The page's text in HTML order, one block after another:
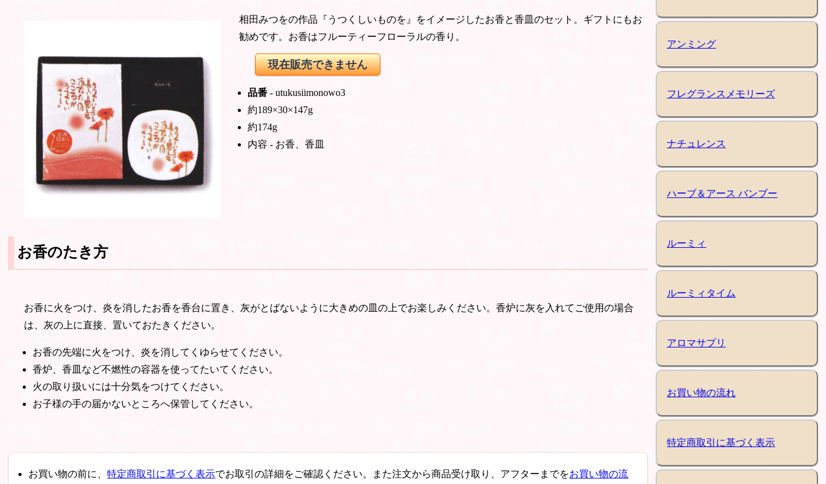
相田みつをの作品『うつくしいものを』をイメージしたお香と香皿のセット。ギフトにもお
勧めです。お香はフルーティーフローラルの香り。
現在販売できません
品番 - utukusiimonowo3
約189×30×147g
約174g
内容 - お香、香皿
お香のたき方
お香に火をつけ、炎を消したお香を香台に置き、灰がとばないように大きめの皿の上でお楽しみください。香炉に灰を入れてご使用の場合
は、灰の上に直接、置いておたきください。
お香の先端に火をつけ、炎を消してくゆらせてください。
香炉、香皿など不燃性の容器を使ってたいてください。
火の取り扱いには十分気をつけてください。
お子様の手の届かないところへ保管してください。
お買い物の前に、特定商取引に基づく表示でお取引の詳細をご確認ください。また注文から商品受け取り、アフターまでをお買い物の流
アンミング
フレグランスメモリーズ
ナチュレンス
ハーブ＆アース バンブー
ルーミィ
ルーミィタイム
アロマサプリ
お買い物の流れ
特定商取引に基づく表示